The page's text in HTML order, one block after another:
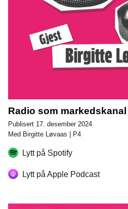
Radio som markedskanal
Publisert 17. desember 2024
Med Birgitte Løvaas | P4
Lytt på Spotify
Lytt på Apple Podcast